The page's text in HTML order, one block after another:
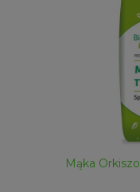
Mąka